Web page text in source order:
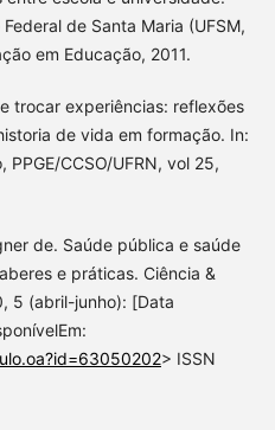
de Santa Maria (UFSM,
em Educação, 2011.
trocar experiências: reflexões
de vida em formação. In:
CCSO/UFRN, vol 25,
de. Saúde pública e saúde
e práticas. Ciência &
5 (abril-junho): [Data
> ISSN